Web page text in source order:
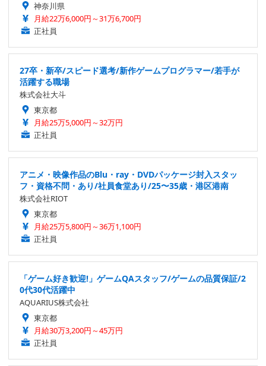
神奈川県
月給22万6,000円～31万6,700円
正社員
27卒・新卒/スピード選考/新作ゲームプログラマー/若手が
活躍する職場
株式会社大斗
東京都
月給25万5,000円～32万円
正社員
アニメ・映像作品のBlu・ray・DVDパッケージ封入スタッ
フ・資格不問・あり/社員食堂あり/25〜35歳・港区港南
株式会社RIOT
東京都
月給25万5,800円～36万1,100円
正社員
「ゲーム好き歓迎!」ゲームQAスタッフ/ゲームの品質保証/2
0代30代活躍中
AQUARIUS株式会社
東京都
月給30万3,200円～45万円
正社員